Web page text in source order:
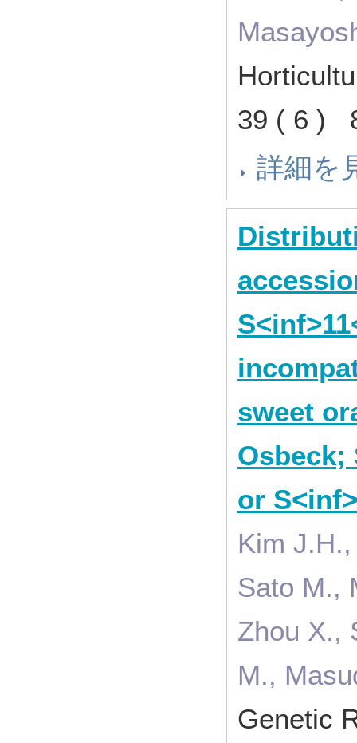
39 ( 6 )
詳細を
sweet
Osbeck;
or
Kim
Sato M.,
Zhou X.,
M.,
Genetic